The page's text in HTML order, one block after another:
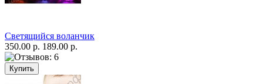
Светящийся воланчик
350.00 р. 189.00 р.